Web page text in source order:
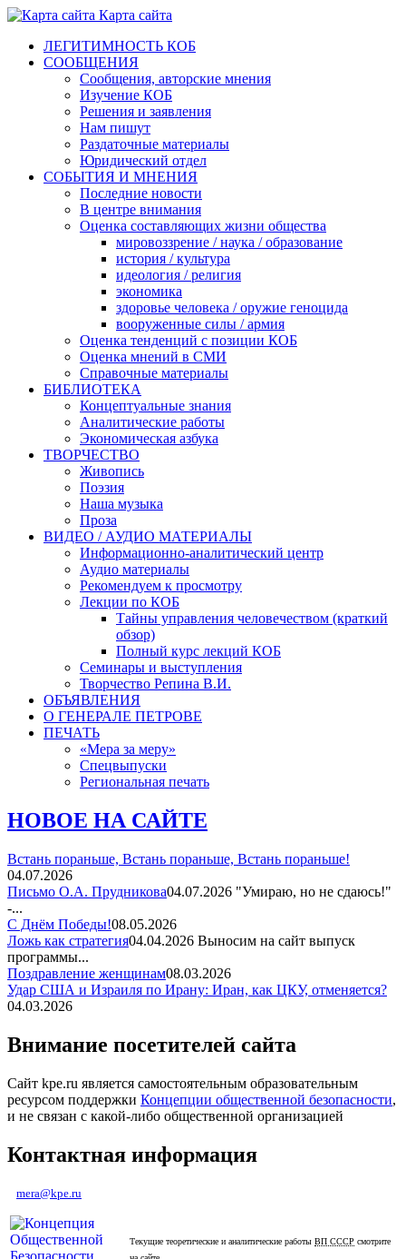
Карта сайта
ЛЕГИТИМНОСТЬ КОБ
СООБЩЕНИЯ
Сообщения, авторские мнения
Изучение КОБ
Решения и заявления
Нам пишут
Раздаточные материалы
Юридический отдел
СОБЫТИЯ И МНЕНИЯ
Последние новости
В центре внимания
Оценка составляющих жизни общества
мировоззрение / наука / образование
история / культура
идеология / религия
экономика
здоровье человека / оружие геноцида
вооруженные силы / армия
Оценка тенденций с позиции КОБ
Оценка мнений в СМИ
Справочные материалы
БИБЛИОТЕКА
Концептуальные знания
Аналитические работы
Экономическая азбука
ТВОРЧЕСТВО
Живопись
Поэзия
Наша музыка
Проза
ВИДЕО / АУДИО МАТЕРИАЛЫ
Информационно-аналитический центр
Аудио материалы
Рекомендуем к просмотру
Лекции по КОБ
Тайны управления человечеством (краткий
обзор)
Полный курс лекций КОБ
Семинары и выступления
Творчество Репина В.И.
ОБЪЯВЛЕНИЯ
О ГЕНЕРАЛЕ ПЕТРОВЕ
ПЕЧАТЬ
«Мера за меру»
Спецвыпуски
Региональная печать
НОВОЕ НА САЙТЕ
Встань пораньше, Встань пораньше, Встань пораньше!
04.07.2026
Письмо О.А. Прудникова04.07.2026 "Умираю, но не сдаюсь!"
-...
С Днём Победы!08.05.2026
Ложь как стратегия04.04.2026 Выносим на сайт выпуск
программы...
Поздравление женщинам08.03.2026
Удар США и Израиля по Ирану: Иран, как ЦКУ, отменяется?
04.03.2026
Внимание посетителей сайта
Сайт kpe.ru является самостоятельным образовательным
ресурсом поддержки Концепции общественной безопасности,
и не связан с какой-либо общественной организацией
Контактная информация
mera@kpe.ru
Текущие теоретические и аналитические работы ВП СССР смотрите